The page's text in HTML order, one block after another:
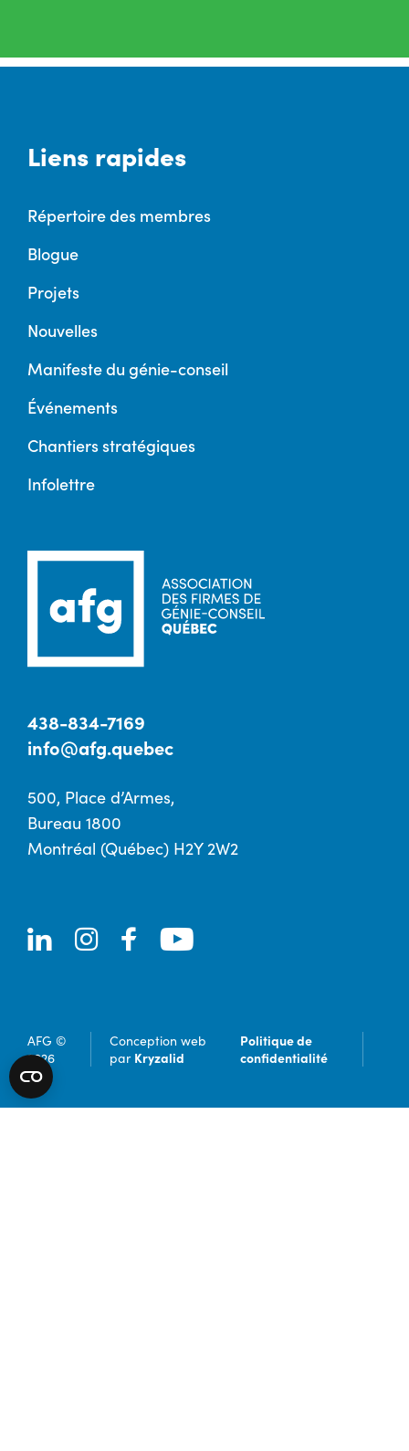
Liens rapides
Répertoire des membres
Blogue
Projets
Nouvelles
Manifeste du génie-conseil
Événements
Chantiers stratégiques
Infolettre
438-834-7169
info@afg.quebec
500, Place d’Armes,
Bureau 1800
Montréal (Québec) H2Y 2W2
AFG ©
2026
Conception web
par Kryzalid
Politique de
confidentialité